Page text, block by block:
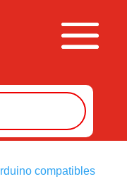
compatibles